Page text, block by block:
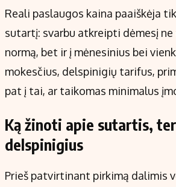
Reali paslaugos kaina paaiškėja
sutartį: svarbu atkreipti dėmesį ne
normą, bet ir į mėnesinius bei
mokesčius, delspinigių tarifus,
pat į tai, ar taikomas minimalus
Ką žinoti apie sutartis,
delspinigius
Prieš patvirtinant pirkimą dalimis